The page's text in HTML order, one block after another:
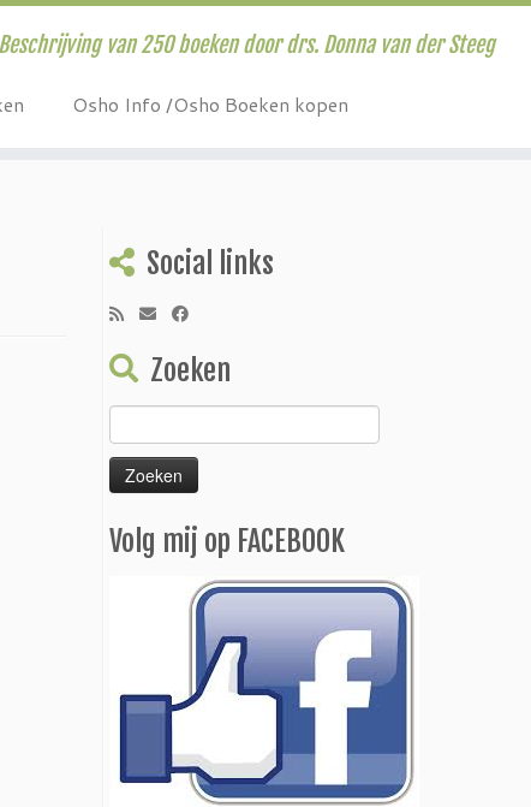
Beschrijving van 250 boeken door drs. Donna van der Steeg
Osho Info /Osho Boeken kopen
Social links
Zoeken
naar:
Volg mij op FACEBOOK